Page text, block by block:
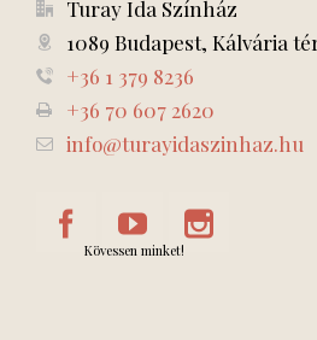
Turay Ida Színház
1089 Budapest, Kálvária
+36 1 379 8236
+36 70 607 2620
info@turayidaszinhaz.hu
Kövessen minket!